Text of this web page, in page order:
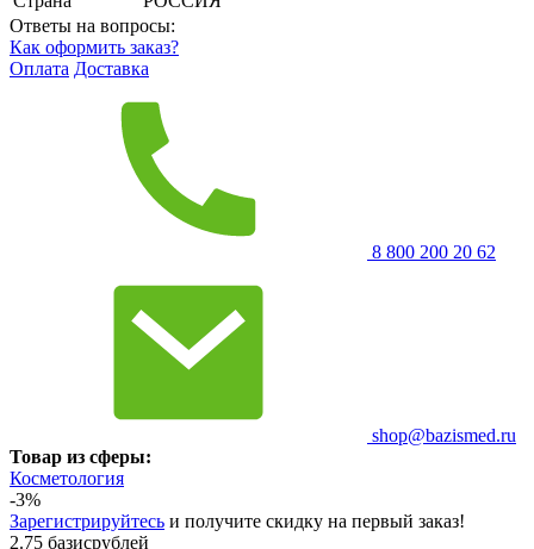
Ответы на вопросы:
Как оформить заказ?
Оплата Доставка
8 800 200 20 62
shop@bazismed.ru
Товар из сферы:
Косметология
-3%
Зарегистрируйтесь и получите скидку на первый заказ!
2.75 базисрублей